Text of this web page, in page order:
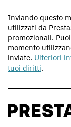
Inviando questo
utilizzati da
promozionali.
momento
inviate. Ulteriori
tuoi diritti.